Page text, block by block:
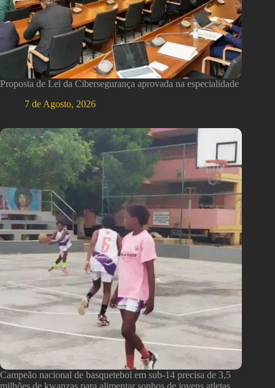
Proposta de Lei da Cibersegurança aprovada na especialidade
7 de Agosto, 2026
Campeão nacional de basquetebol em sub-14 precisa de 3,5